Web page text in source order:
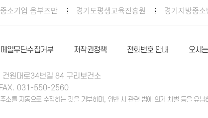
중소기업 옴부즈만 경기도평생교육진흥원 경기지방중
일무단수집거부 저작권정책 전화번호 안내 오시
원대로34번길 84 구리보건소
FAX. 031-550-2560
소를 자동으로 수집하는 것을 거부하며, 위반 시 관련 법에 의거 처벌 등을 유념